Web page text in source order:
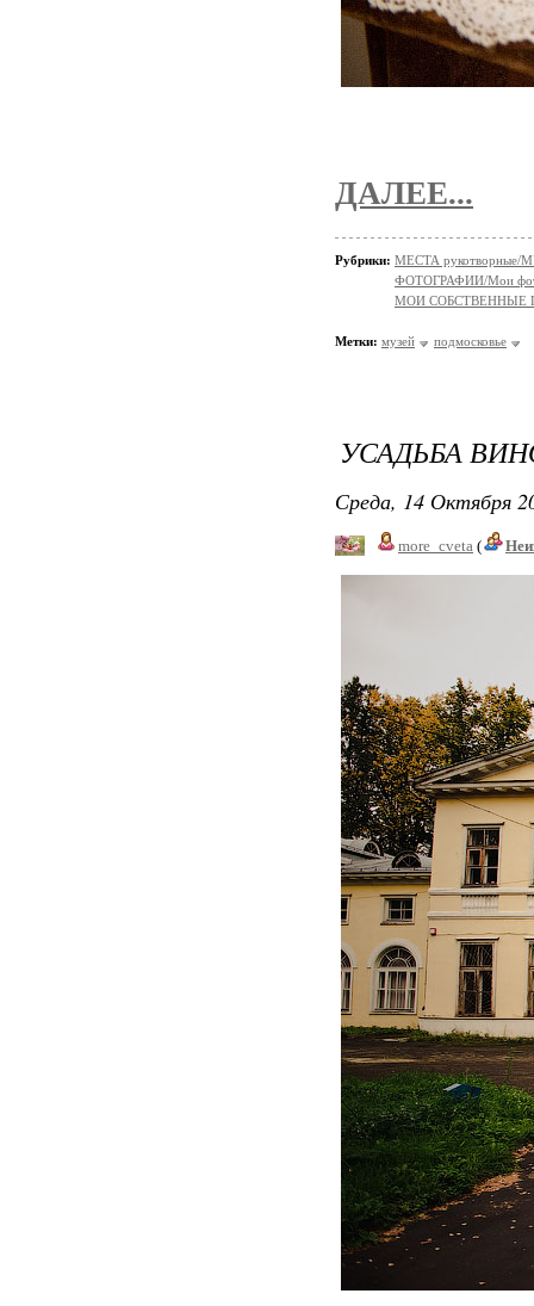
ДАЛЕЕ...
Рубрики: МЕСТА рукотворные/
ФОТОГРАФИИ/Мои
МОИ СОБСТВЕННЫЕ
Метки: музей подмосковье
УСАДЬБА
Среда, 14 Октября
more_cveta (